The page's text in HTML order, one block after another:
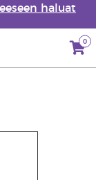
haluat
0